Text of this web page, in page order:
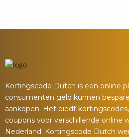
Kortingscode Dutch is een online
consumenten geld kunnen
aankopen. Het biedt
coupons voor verschillende online
Nederland. Kortingscode Dutch